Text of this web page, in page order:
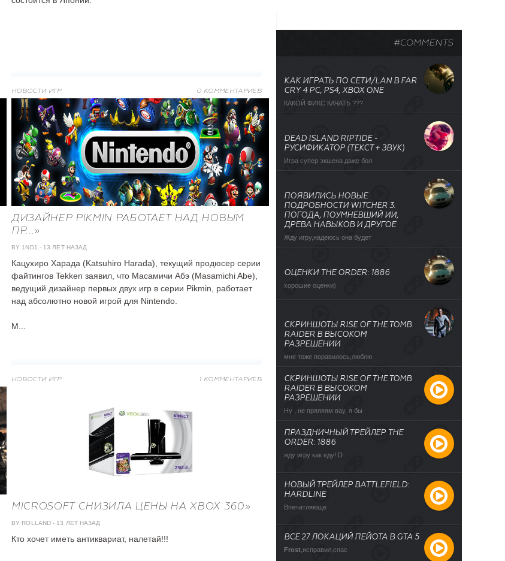
НОВОСТИ ИГР 0 КОММЕНТАРИЕВ
ДИЗАЙНЕР PIKMIN РАБОТАЕТ НАД НОВЫМ
ПР...»
BY 1ND1 - 13 ЛЕТ НАЗАД
Кацухиро Харада (Katsuhiro Harada), текущий продюсер серии
файтингов Tekken заявил, что Масамичи Абэ (Masamichi Abe),
ведущий дизайнер первых двух игр в серии Pikmin, работает
над абсолютно новой игрой для Nintendo.
М...
НОВОСТИ ИГР 1 КОММЕНТАРИЕВ
MICROSOFT СНИЗИЛА ЦЕНЫ НА XBOX 360»
BY ROLLAND - 13 ЛЕТ НАЗАД
Кто хочет иметь антиквариат, налетай!!!
#COMMENTS
КАК ИГРАТЬ ПО СЕТИ/LAN В FAR
CRY 4 PC, PS4, XBOX ONE
КАКОЙ ФИКС КАЧАТЬ ???
DEAD ISLAND RIPTIDE -
РУСИФИКАТОР (ТЕКСТ + ЗВУК)
Игра супер экшена даже бол
ПОЯВИЛИСЬ НОВЫЕ
ПОДРОБНОСТИ WITCHER 3:
ПОГОДА, ПОУМНЕВШИЙ ИИ,
ДРЕВА НАВЫКОВ И ДРУГОЕ
Жду игру,надеюсь она будет
ОЦЕНКИ THE ORDER: 1886
хорошие оценки)
СКРИНШОТЫ RISE OF THE TOMB
RAIDER В ВЫСОКОМ
РАЗРЕШЕНИИ
мне тоже поравилось,люблю
СКРИНШОТЫ RISE OF THE TOMB
RAIDER В ВЫСОКОМ
РАЗРЕШЕНИИ
Ну , не пряяяям вау, я бы
ПРАЗДНИЧНЫЙ ТРЕЙЛЕР THE
ORDER: 1886
жду игру как еду!:D
НОВЫЙ ТРЕЙЛЕР BATTLEFIELD:
HARDLINE
Впечатляюще
ВСЕ 27 ЛОКАЦИЙ ПЕЙОТА В GTA 5
Frost ,исправил,спас